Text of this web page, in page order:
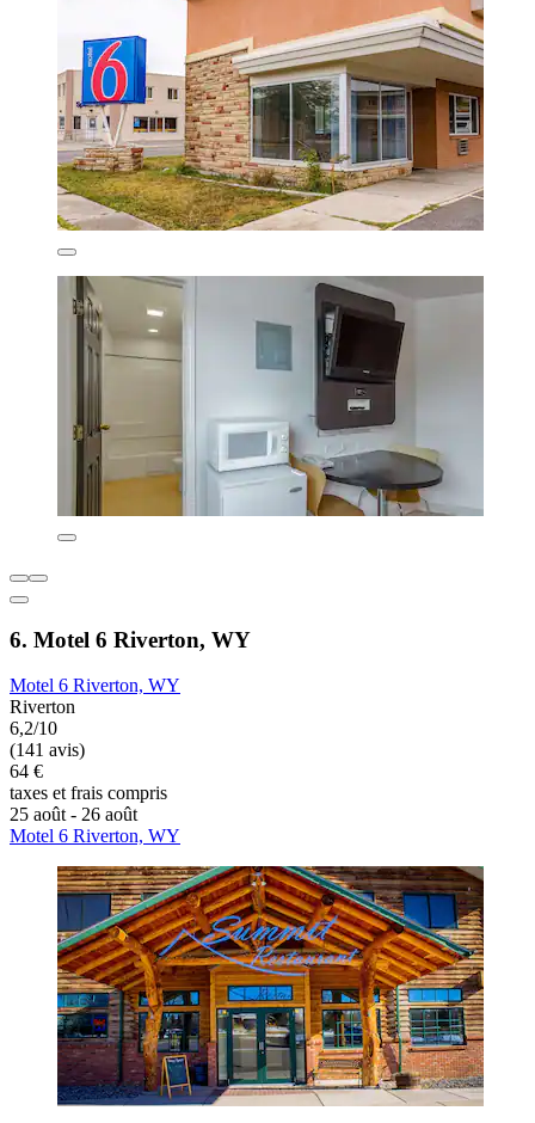
6. Motel 6 Riverton, WY
Motel 6 Riverton, WY
Riverton
6,2/10
(141 avis)
64 €
taxes et frais compris
25 août - 26 août
Motel 6 Riverton, WY